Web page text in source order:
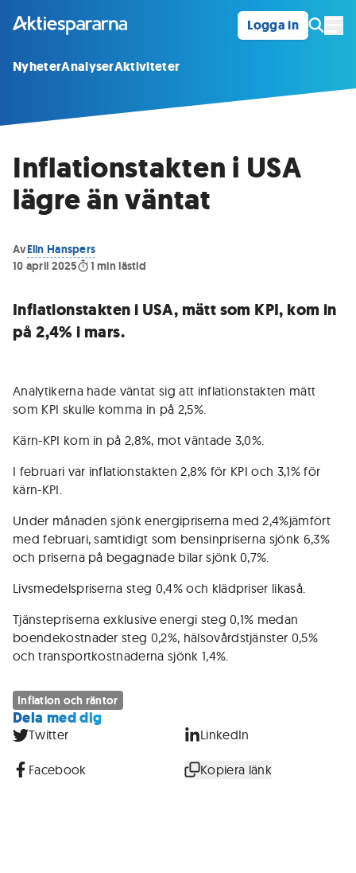
Logga in
NyheterAnalyserAktiviteter
Inflationstakten i USA
lägre än väntat
AvElin Hanspers
10 april 2025
1 min lästid
Inflationstakten i USA, mätt som KPI, kom in
på 2,4% i mars.
Analytikerna hade väntat sig att inflationstakten mätt
som KPI skulle komma in på 2,5%.
Kärn-KPI kom in på 2,8%, mot väntade 3,0%.
I februari var inflationstakten 2,8% för KPI och 3,1% för
kärn-KPI.
Under månaden sjönk energipriserna med 2,4%jämfört
med februari, samtidigt som bensinpriserna sjönk 6,3%
och priserna på begagnade bilar sjönk 0,7%.
Livsmedelspriserna steg 0,4% och klädpriser likaså.
Tjänstepriserna exklusive energi steg 0,1% medan
boendekostnader steg 0,2%, hälsovårdstjänster 0,5%
och transportkostnaderna sjönk 1,4%.
Inflation och räntor
Dela med dig
Twitter LinkedIn
Facebook Kopiera länk